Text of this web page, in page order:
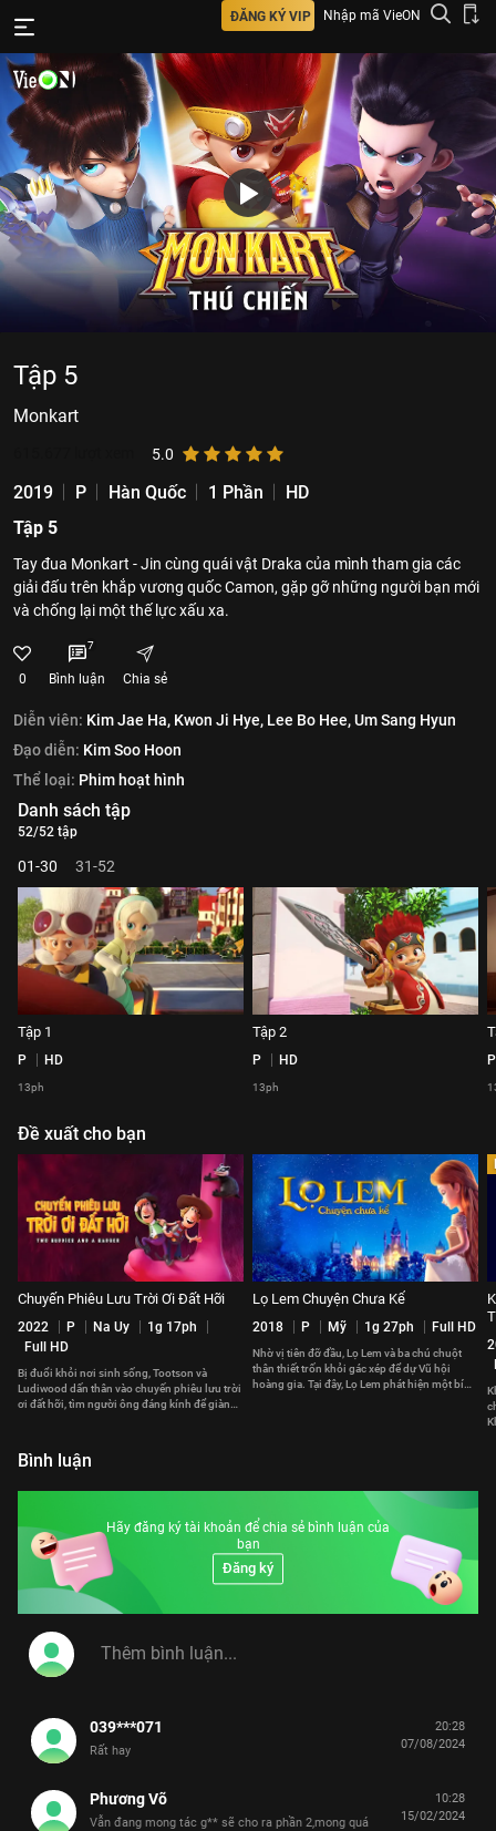
ĐĂNG KÝ VIP Nhập mã VieON
Tập 5
Monkart
5.0
2019 P Hàn Quốc 1 Phần
HD
Tập 5
Tay đua Monkart - Jin cùng quái vật Draka của mình tham gia các
giải đấu trên khắp vương quốc Camon, gặp gỡ những người bạn mới
và chống lại một thế lực xấu xa.
0
7
Bình luận Chia sẻ
Diễn viên: Kim Jae Ha, Kwon Ji Hye, Lee Bo Hee,Um Sang Hyun
Đạo diễn: Kim Soo Hoon
Thể loại: Phim hoạt hình
Danh sách tập
52/52 tập
01-30 31-52
Tập 1
P HD
13ph
Tập 2
P HD
13ph
P
Đề xuất cho bạn
Chuyến Phiêu Lưu Trời Ơi Đất Hỡi
2022 P Na Uy
1g 17ph
Full HD
Bị đuổi khỏi nơi sinh sống, Tootson và
Ludiwood dấn thân vào chuyến phiêu lưu trời
ơi đất hỡi, tìm người ông đáng kính để giành
Lọ Lem Chuyện Chưa Kể
2018 P Mỹ 1g 27ph Full HD
Nhờ vị tiên đỡ đầu, Lọ Lem và ba chú chuột
thân thiết trốn khỏi gác xép để dự Vũ hội
hoàng gia. Tại đây, Lọ Lem phát hiện một bí
Bình luận
Hãy đăng ký tài khoản để chia sẻ bình luận của
bạn
Đăng ký
039***071
Rất hay
20:28
07/08/2024
Phương Võ
Vẫn đang mong tác g** sẽ cho ra phần 2,mong quá
10:28
15/02/2024